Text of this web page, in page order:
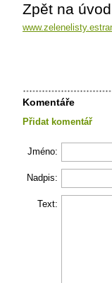
Zpět na
Komentáře
Přidat komentář
Jméno:
Nadpis:
Text: